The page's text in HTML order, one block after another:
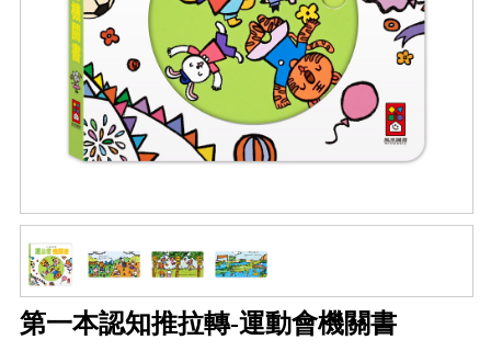
海外購物免煩惱！點我查看『海外購物流程說明』
第一本認知推拉轉-運動會機關書